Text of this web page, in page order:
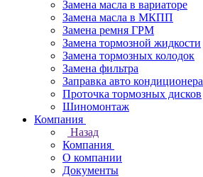
Замена масла в вариаторе
Замена масла в МКПП
Замена ремня ГРМ
Замена тормозной жидкости
Замена тормозных колодок
Замена фильтра
Заправка авто кондиционера
Проточка тормозных дисков
Шиномонтаж
Компания
Назад
Компания
О компании
Документы